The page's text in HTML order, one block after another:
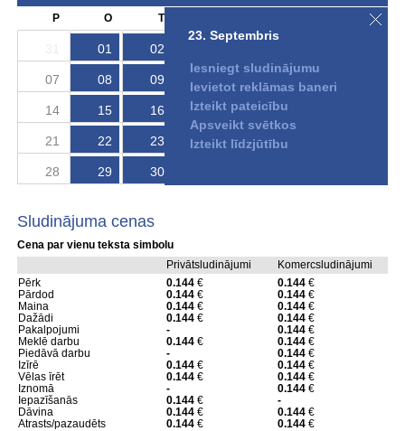
P
O T S
01 02
07 08 09 10 11
14 15 16 17 18
21 22 23 24 25
28 29 30
23. Septembris
Iesniegt sludinājumu
Ievietot reklāmas baneri
Izteikt pateicību
Apsveikt svētkos
Izteikt līdzjūtību
Sludinājuma cenas
Cena par vienu teksta simbolu
Privātsludinājumi
Komercsludinājumi
Pērk
0.144€ 0.144€
Pārdod
0.144€ 0.144€
Maina
0.144€ 0.144€
Dažādi
0.144€ 0.144€
Pakalpojumi
- 0.144€
Meklē darbu
0.144€ 0.144€
Piedāvā darbu
- 0.144€
Izīrē
0.144€ 0.144€
Vēlas īrēt
0.144€ 0.144€
Iznomā
- 0.144€
Iepazīšanās
0.144€
-
Dāvina
0.144€ 0.144€
Atrasts/pazaudēts
0.144€ 0.144€